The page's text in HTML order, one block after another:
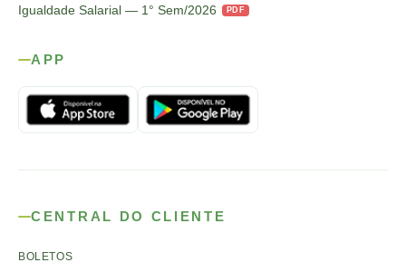
Igualdade Salarial — 1° Sem/2026
PDF
APP
CENTRAL DO CLIENTE
BOLETOS